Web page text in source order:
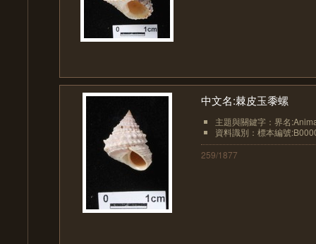
中文名:棘皮玉黍螺
主題與關鍵字：界名
資料識別：標本編號
259/1877